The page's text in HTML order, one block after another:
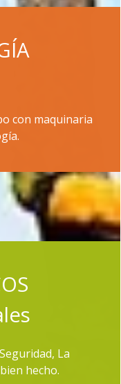
con maquinaria
La
hecho.